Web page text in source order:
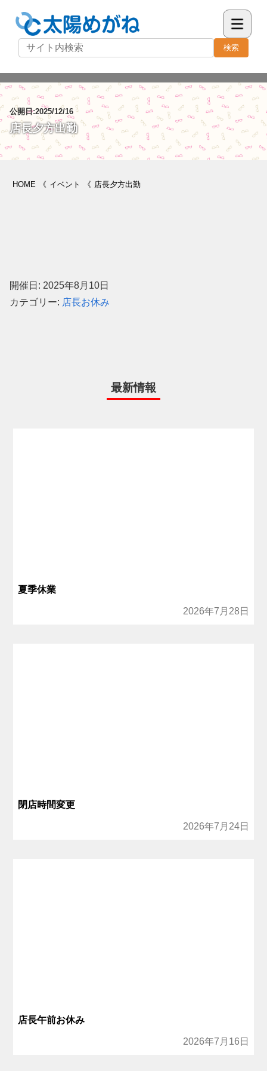
検索
公開日:2025/12/16
店長夕方出勤
HOME 《 イベント 《 店長夕方出勤
開催日: 2025年8月10日
カテゴリー: 店長お休み
最新情報
夏季休業
2026年7月28日
閉店時間変更
2026年7月24日
店長午前お休み
2026年7月16日